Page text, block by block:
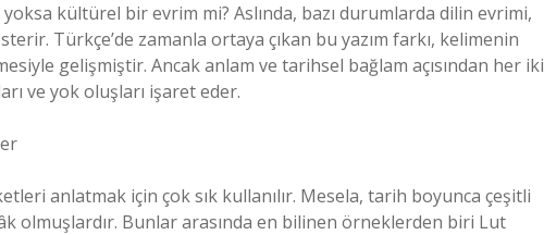
kültürel bir evrim mi? Aslında, bazı durumlarda dilin evrimi,
Türkçe’de zamanla ortaya çıkan bu yazım farkı, kelimenin
gelişmiştir. Ancak anlam ve tarihsel bağlam açısından her iki
ve yok oluşları işaret eder.
anlatmak için çok sık kullanılır. Mesela, tarih boyunca çeşitli
olmuşlardır. Bunlar arasında en bilinen örneklerden biri Lut